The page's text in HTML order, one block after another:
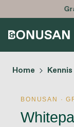
Home Kennis
BONUSAN ·